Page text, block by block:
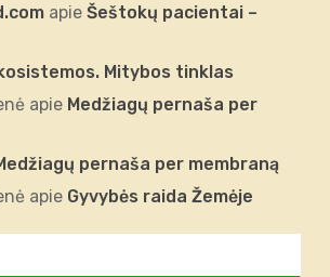
apieŠeštokų pacientai –
Mitybos tinklas
apie Medžiagų pernaša per
pernaša per membraną
apie Gyvybės raida Žemėje